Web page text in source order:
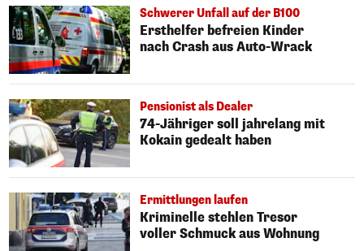
Schwerer Unfall auf der B100
Ersthelfer befreien Kinder
nach Crash aus Auto-Wrack
Pensionist als Dealer
74-Jähriger soll jahrelang mit
Kokain gedealt haben
Ermittlungen laufen
Kriminelle stehlen Tresor
voller Schmuck aus Wohnung